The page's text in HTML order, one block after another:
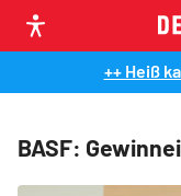
++ Heiß
BASF: